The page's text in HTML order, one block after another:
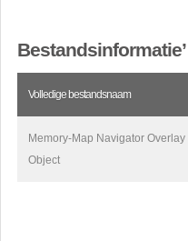
Volledige bestandsnaam
Memory-Map Navigator Overlay
Object